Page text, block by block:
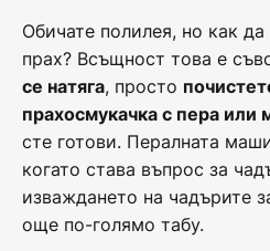
Обичате полилея, но как да
прах? Всъщност това е
се натяга, просто
прахосмукачка с пера
сте готови. Пералната
когато става въпрос за
изваждането на чадърите
още по-голямо табу.